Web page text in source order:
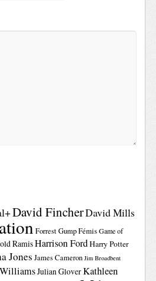
David FincherDavid Mills
Forrest GumpFémis Game of
RamisHarrison FordHarry Potter
Jones James Cameron Jim Broadbent
Julian GloverKathleen